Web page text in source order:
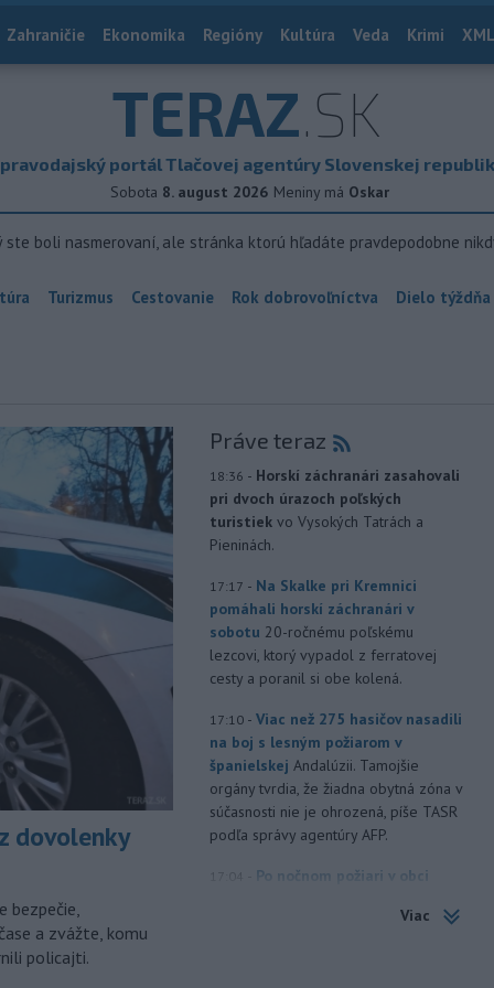
Zahraničie Ekonomika Regióny Kultúra Veda Krimi
TERAZ.SK
portál Tlačovej agentúry Slovenskej
Sobota 8. august 2026 Meniny má Oskar
ste boli nasmerovaní, ale stránka ktorú hľadáte pravdepodobne
Turizmus Cestovanie Rok dobrovoľníctva Dielo týždňa
dovolenky
bezpečie,
a zvážte, komu
policajti.
Práve teraz
18:36 - Horskí záchranári zasahovali
pri dvoch úrazoch poľských
turistiek vo Vysokých Tatrách a
Pieninách.
17:17 - Na Skalke pri Kremnici
pomáhali horskí záchranári v
sobotu 20-ročnému poľskému
lezcovi, ktorý vypadol z ferratovej
cesty a poranil si obe kolená.
17:10 - Viac než 275 hasičov nasadili
na boj s lesným požiarom v
španielskej Andalúzii. Tamojšie
orgány tvrdia, že žiadna obytná zóna v
súčasnosti nie je ohrozená, píše TASR
podľa správy agentúry AFP.
Po nočnom požiari v obci
zasiahol celkovo desať stavieb,Viac